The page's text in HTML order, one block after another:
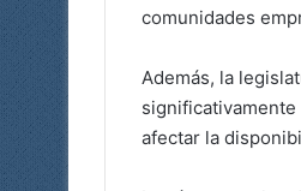
comunidades
Además, la
afectar la